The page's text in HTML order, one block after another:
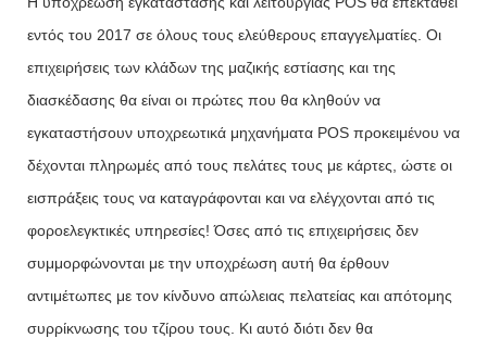
εντός του 2017 σε όλους τους ελεύθερους επαγγελματίες. Οι
επιχειρήσεις των κλάδων της μαζικής εστίασης και της
διασκέδασης θα είναι οι πρώτες που θα κληθούν να
εγκαταστήσουν υποχρεωτικά μηχανήματα POS προκειμένου να
δέχονται πληρωμές από τους πελάτες τους με κάρτες, ώστε οι
εισπράξεις τους να καταγράφονται και να ελέγχονται από τις
φοροελεγκτικές υπηρεσίες! Όσες από τις επιχειρήσεις δεν
συμμορφώνονται με την υποχρέωση αυτή θα έρθουν
αντιμέτωπες με τον κίνδυνο απώλειας πελατείας και απότομης
συρρίκνωσης του τζίρου τους. Κι αυτό διότι δεν θα